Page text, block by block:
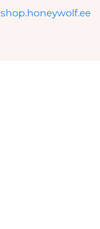
shop.honeywolf.ee